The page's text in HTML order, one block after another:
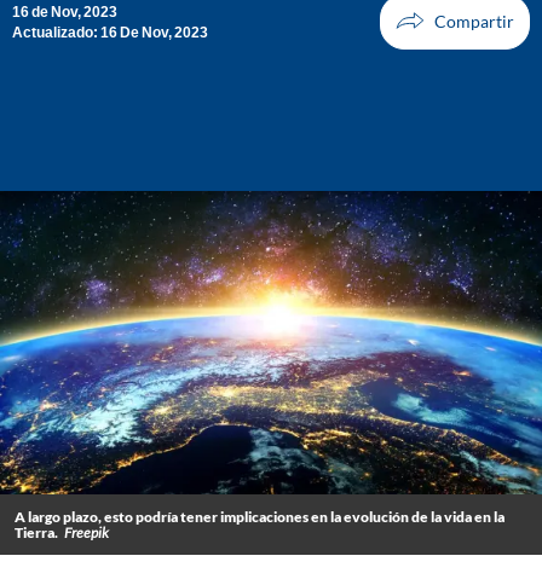
16 de Nov, 2023
Actualizado: 16 De Nov, 2023
A largo plazo, esto podría tener implicaciones en la evolución de la vida en la
Tierra. Freepik